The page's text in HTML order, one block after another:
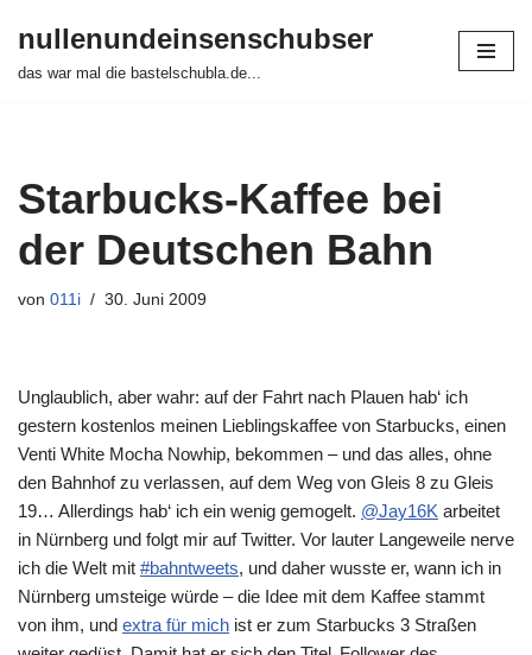
Zum
nullenundeinsenschubser
das war mal die bastelschubla.de...
Starbucks-Kaffee bei
der Deutschen Bahn
von 011i 30. Juni 2009
Unglaublich, aber wahr: auf der Fahrt nach Plauen hab‘ ich
gestern kostenlos meinen Lieblingskaffee von Starbucks, einen
Venti White Mocha Nowhip, bekommen – und das alles, ohne
den Bahnhof zu verlassen, auf dem Weg von Gleis 8 zu Gleis
19… Allerdings hab‘ ich ein wenig gemogelt. @Jay16K arbeitet
in Nürnberg und folgt mir auf Twitter. Vor lauter Langeweile nerve
ich die Welt mit #bahntweets, und daher wusste er, wann ich in
Nürnberg umsteige würde – die Idee mit dem Kaffee stammt
von ihm, und extra für mich ist er zum Starbucks 3 Straßen